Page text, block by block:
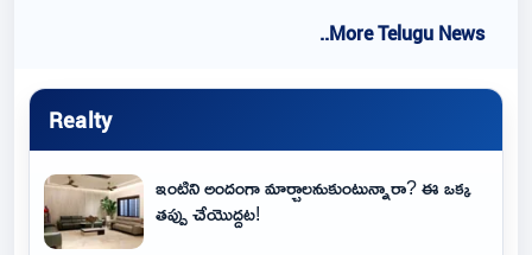
..More Telugu News
Realty
ఇంటిని అందంగా మార్చాలనుకుంటున్నారా? ఈ ఒక్క
తప్పు చేయొద్దట!